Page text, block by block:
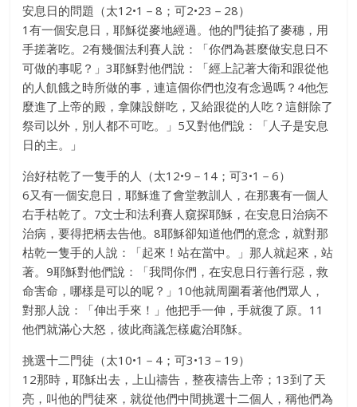
安息日的問題（太12•1－8；可2•23－28）
1有一個安息日，耶穌從麥地經過。他的門徒掐了麥穗，用
手搓著吃。2有幾個法利賽人說：「你們為甚麼做安息日不
可做的事呢？」3耶穌對他們說：「經上記著大衛和跟從他
的人飢餓之時所做的事，連這個你們也沒有念過嗎？4他怎
麼進了上帝的殿，拿陳設餅吃，又給跟從的人吃？這餅除了
祭司以外，別人都不可吃。」5又對他們說：「人子是安息
日的主。」
治好枯乾了一隻手的人（太12•9－14；可3•1－6）
6又有一個安息日，耶穌進了會堂教訓人，在那裏有一個人
右手枯乾了。7文士和法利賽人窺探耶穌，在安息日治病不
治病，要得把柄去告他。8耶穌卻知道他們的意念，就對那
枯乾一隻手的人說：「起來！站在當中。」那人就起來，站
著。9耶穌對他們說：「我問你們，在安息日行善行惡，救
命害命，哪樣是可以的呢？」10他就周圍看著他們眾人，
對那人說：「伸出手來！」他把手一伸，手就復了原。11
他們就滿心大怒，彼此商議怎樣處治耶穌。
挑選十二門徒（太10•1－4；可3•13－19）
12那時，耶穌出去，上山禱告，整夜禱告上帝；13到了天
亮，叫他的門徒來，就從他們中間挑選十二個人，稱他們為